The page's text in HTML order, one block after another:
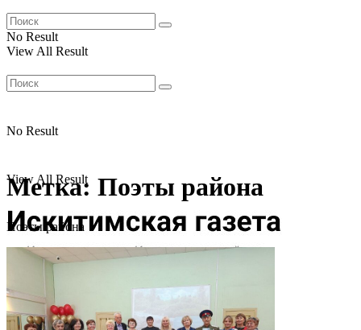
No Result
View All Result
No Result
View All Result
Метка: Поэты района
Поэты района